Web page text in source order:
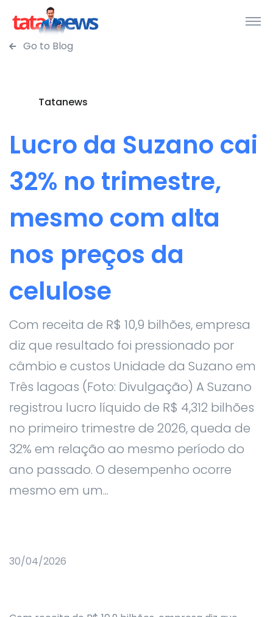
Go to Blog
Tatanews
Lucro da Suzano cai
32% no trimestre,
mesmo com alta
nos preços da
celulose
Com receita de R$ 10,9 bilhões, empresa
diz que resultado foi pressionado por
câmbio e custos Unidade da Suzano em
Três lagoas (Foto: Divulgação) A Suzano
registrou lucro líquido de R$ 4,312 bilhões
no primeiro trimestre de 2026, queda de
32% em relação ao mesmo período do
ano passado. O desempenho ocorre
mesmo em um...
30/04/2026